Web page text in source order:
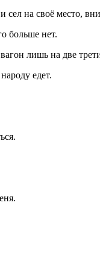
на своё место,
больше нет.
лишь на две
едет.